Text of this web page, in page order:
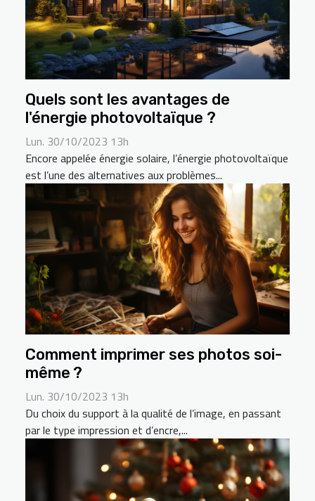
Quels sont les avantages de
l'énergie photovoltaïque ?
Lun. 30/10/2023 13h
Encore appelée énergie solaire, l’énergie photovoltaïque
est l’une des alternatives aux problèmes...
Comment imprimer ses photos soi-
même ?
Lun. 30/10/2023 13h
Du choix du support à la qualité de l’image, en passant
par le type impression et d’encre,...